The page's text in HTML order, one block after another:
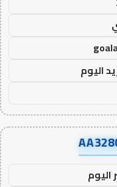
اليوم
اليوم